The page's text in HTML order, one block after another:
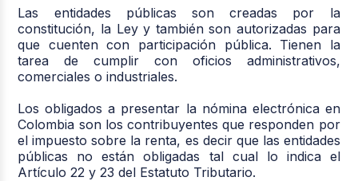
Las entidades públicas son creadas por la
constitución, la Ley y también son autorizadas para
que cuenten con participación pública. Tienen la
tarea de cumplir con oficios administrativos,
comerciales o industriales.
Los obligados a presentar la nómina electrónica en
Colombia son los contribuyentes que responden por
el impuesto sobre la renta, es decir que las entidades
públicas no están obligadas tal cual lo indica el
Artículo 22 y 23 del Estatuto Tributario.